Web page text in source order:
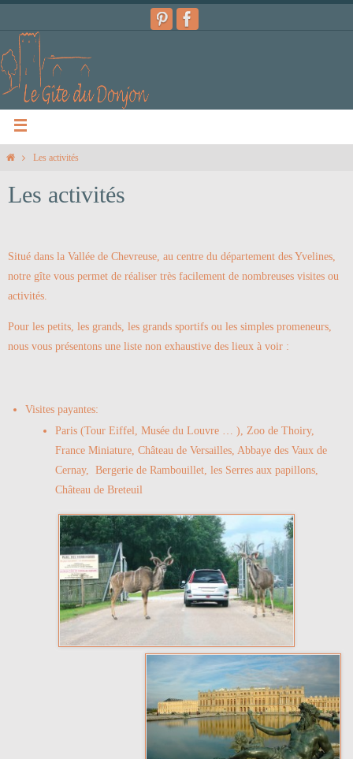
Les activités
Les activités
Situé dans la Vallée de Chevreuse, au centre du département des Yvelines,
notre gîte vous permet de réaliser très facilement de nombreuses visites ou
activités.
Pour les petits, les grands, les grands sportifs ou les simples promeneurs,
nous vous présentons une liste non exhaustive des lieux à voir :
Visites payantes:
Paris (Tour Eiffel, Musée du Louvre … ), Zoo de Thoiry,
France Miniature, Château de Versailles, Abbaye des Vaux de
Cernay, Bergerie de Rambouillet, les Serres aux papillons,
Château de Breteuil